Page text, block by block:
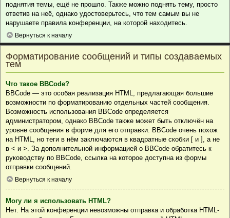
поднятия темы, ещё не прошло. Также можно поднять тему, просто
ответив на неё, однако удостоверьтесь, что тем самым вы не
нарушаете правила конференции, на которой находитесь.
Вернуться к началу
Форматирование сообщений и типы создаваемых
тем
Что такое BBCode?
BBCode — это особая реализация HTML, предлагающая большие
возможности по форматированию отдельных частей сообщения.
Возможность использования BBCode определяется
администратором, однако BBCode также может быть отключён на
уровне сообщения в форме для его отправки. BBCode очень похож
на HTML, но теги в нём заключаются в квадратные скобки [ и ], а не
в < и >. За дополнительной информацией о BBCode обратитесь к
руководству по BBCode, ссылка на которое доступна из формы
отправки сообщений.
Вернуться к началу
Могу ли я использовать HTML?
Нет. На этой конференции невозможны отправка и обработка HTML-